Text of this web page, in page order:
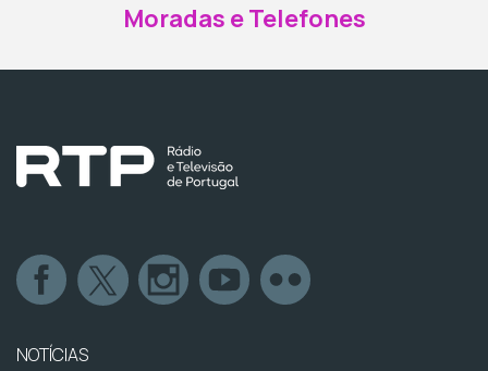
Moradas e Telefones
NOTÍCIAS